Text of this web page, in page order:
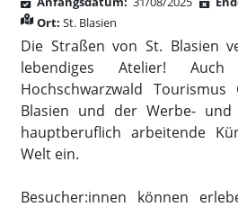
Ort: St. Blasien
Die Straßen von St. Blasien
lebendiges Atelier!
Hochschwarzwald
Blasien und der Werbe- und
hauptberuflich arbeitende
Welt ein.
Besucher:innen können